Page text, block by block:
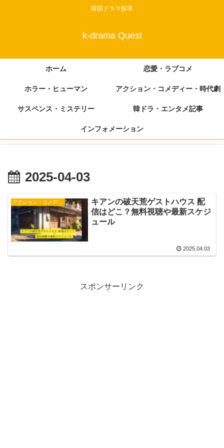
韓国ドラマ探求
k-drama Quest
ホーム 恋愛・ラブコメ
ホラー・ヒューマン アクション・コメディー・時代劇
サスペンス・ミステリー 韓ドラ・エンタメ記事
インフォメーション
2025-04-03
アクション・コメディー・時代劇
キアンの破天荒ゲストハウス 配
信はどこ？無料視聴や最新スケジ
ュール
2025.04.03
スポンサーリンク